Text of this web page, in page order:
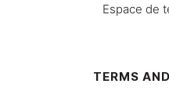
Espace de
TERMS